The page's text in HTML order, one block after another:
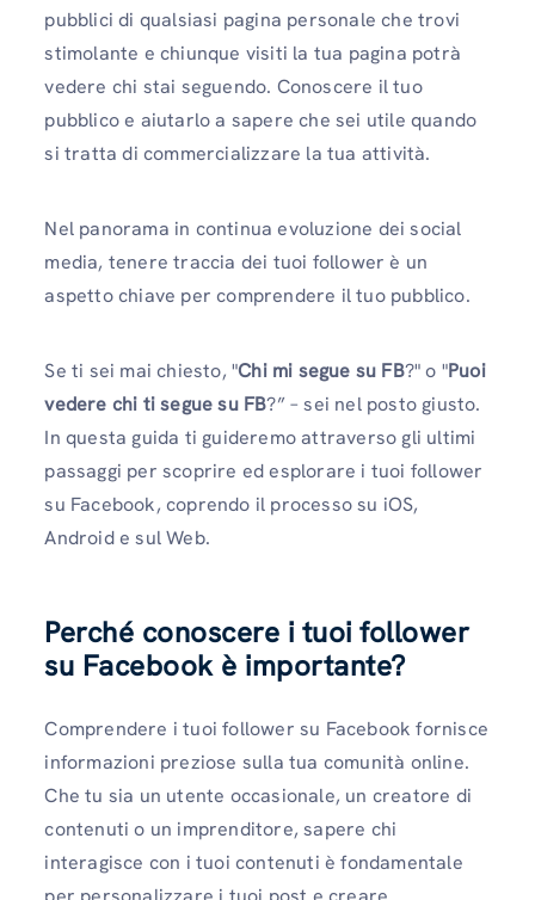
pubblici di qualsiasi pagina personale che trovi
stimolante e chiunque visiti la tua pagina potrà
vedere chi stai seguendo. Conoscere il tuo
pubblico e aiutarlo a sapere che sei utile quando
si tratta di commercializzare la tua attività.
Nel panorama in continua evoluzione dei social
media, tenere traccia dei tuoi follower è un
aspetto chiave per comprendere il tuo pubblico.
Se ti sei mai chiesto, "Chi mi segue su FB?" o "Puoi
vedere chi ti segue su FB?” – sei nel posto giusto.
In questa guida ti guideremo attraverso gli ultimi
passaggi per scoprire ed esplorare i tuoi follower
su Facebook, coprendo il processo su iOS,
Android e sul Web.
Perché conoscere i tuoi follower
su Facebook è importante?
Comprendere i tuoi follower su Facebook fornisce
informazioni preziose sulla tua comunità online.
Che tu sia un utente occasionale, un creatore di
contenuti o un imprenditore, sapere chi
interagisce con i tuoi contenuti è fondamentale